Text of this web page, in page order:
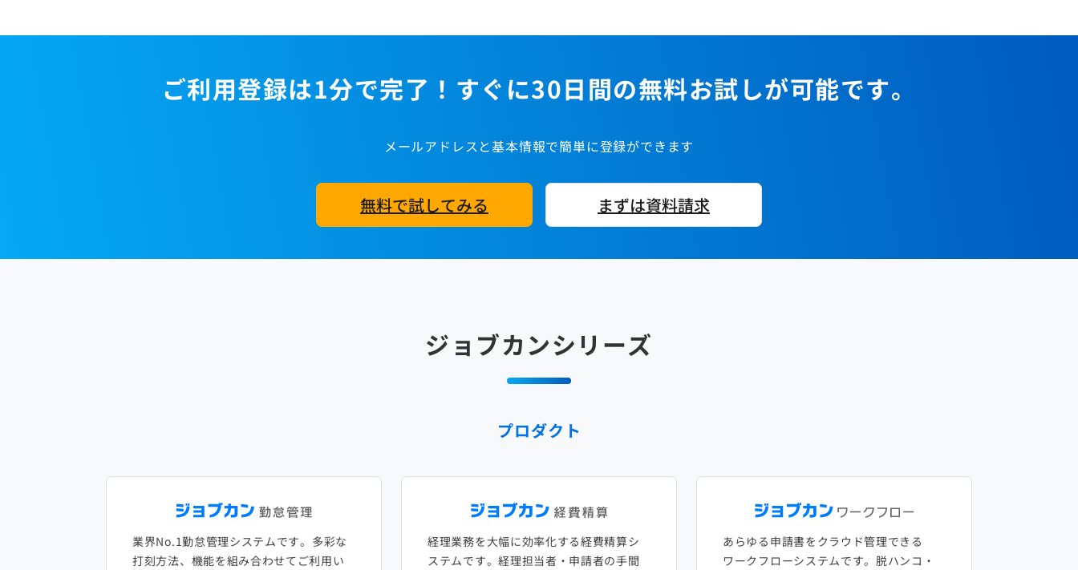
2022年1月
2021年2月
2020年3月
2020年1月
2019年4月
2019年2月
2018年5月
2018年3月
2017年6月
2017年4月
ご利用登録は1分で完了！すぐに30日間の無料お試しが可能です。
メールアドレスと基本情報で簡単に登録ができます
無料で試してみる まずは資料請求
ジョブカンシリーズ
プロダクト
業界No.1勤怠管理システムです。多彩な
打刻方法、機能を組み合わせてご利用い
経理業務を大幅に効率化する経費精算シ
ステムです。経理担当者・申請者の手間
あらゆる申請書をクラウド管理できる
ワークフローシステムです。脱ハンコ・